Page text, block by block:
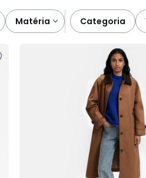
matéria categoria